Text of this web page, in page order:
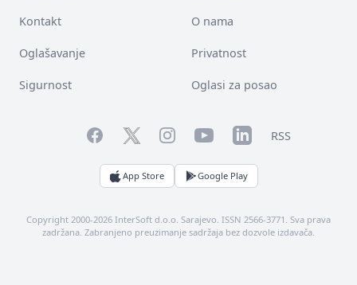
Kontakt O nama
Oglašavanje Privatnost
Sigurnost Oglasi za posao
FacebookTwitterInstagramYouTubeLinkedInRSS
App Store Google Play
Copyright 2000-2026 InterSoft d.o.o. Sarajevo. ISSN 2566-3771. Sva prava
zadržana. Zabranjeno preuzimanje sadržaja bez dozvole izdavača.